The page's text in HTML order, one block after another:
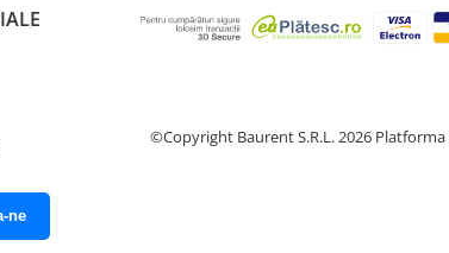
ne
©Copyright Baurent S.R.L. 2026 Platforma